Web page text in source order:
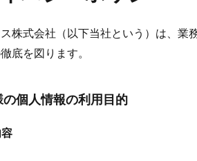
株式会社（以下当社という）は、業
底を図ります。
の個人情報の利用目的